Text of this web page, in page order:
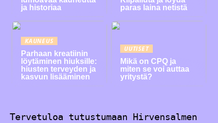
ja historiaa
paras laina netistä
KAUNEUS
Parhaan kreatiinin
löytäminen hiuksille:
hiusten terveyden ja
kasvun lisääminen
UUTISET
Mikä on CPQ ja
miten se voi auttaa
yritystä?
Tervetuloa tutustumaan Hirvensalmen